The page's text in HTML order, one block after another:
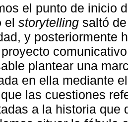
el punto de inicio
el storytelling saltó
y posteriormente
plantear una
en ella mediante
las cuestiones
a la historia que